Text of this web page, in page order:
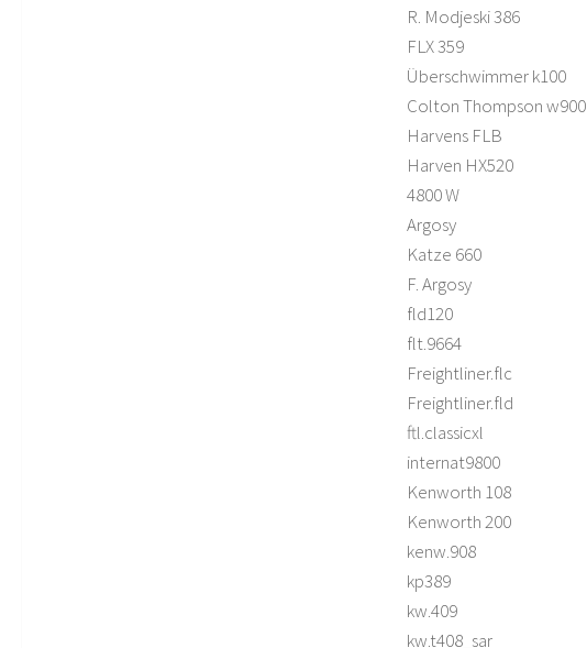
R. Modjeski 386
FLX 359
Überschwimmer k100
Colton Thompson w900
Harvens FLB
Harven HX520
4800 W
Argosy
Katze 660
F. Argosy
fld120
flt.9664
Freightliner.flc
Freightliner.fld
ftl.classicxl
internat9800
Kenworth 108
Kenworth 200
kenw.908
kp389
kw.409
kw.t408_sar